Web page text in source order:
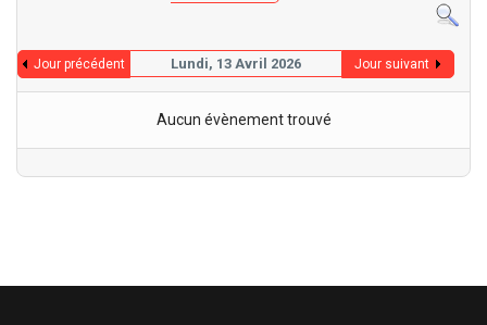
Jour précédent Lundi, 13 Avril 2026 Jour suivant
Aucun évènement trouvé